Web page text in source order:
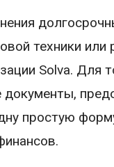
техники или
Solva. Для
простую